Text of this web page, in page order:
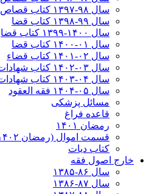
سال ۹۸-۱۳۹۷ کتاب قصاص
سال ۹۹-۱۳۹۸‍ کتاب قضا
سال ۱۴۰۰-۱۳۹۹ کتاب قضا
سال ۰۱-۱۴۰۰ کتاب قضا
سال ۰۲-۱۴۰۱ کتاب قضاء
سال ۰۳-۱۴۰۲ کتاب شهادات
سال ۰۴-۱۴۰۳ کتاب شهادات
سال ۰۵-۱۴۰۴ فقه العقود
مسائل پزشکی
قاعده فراغ
رمضان ۱۴۰۱
قسمت اموال (رمضان ۱۴۰۲)
کتاب دیات
خارج اصول فقه
سال ۸۶-۱۳۸۵
سال ۸۷-۱۳۸۶